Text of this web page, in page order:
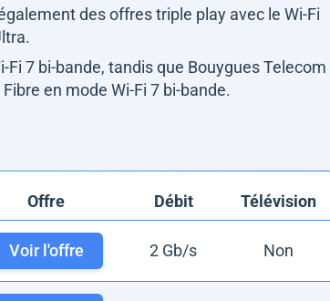
des offres triple play avec le Wi-Fi
7 bi-bande, tandis que Bouygues Telecom
en mode Wi-Fi 7 bi-bande.
Offre Débit
Télévision
Voir l'offre 2 Gb/s Non